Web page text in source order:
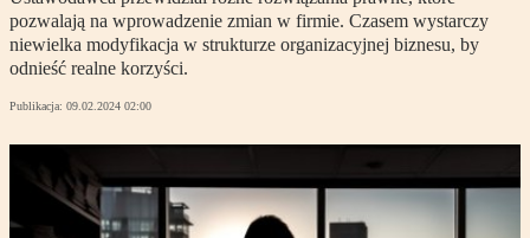
pozwalają na wprowadzenie zmian w firmie. Czasem wystarczy
niewielka modyfikacja w strukturze organizacyjnej biznesu, by
odnieść realne korzyści.
Publikacja: 09.02.2024 02:00